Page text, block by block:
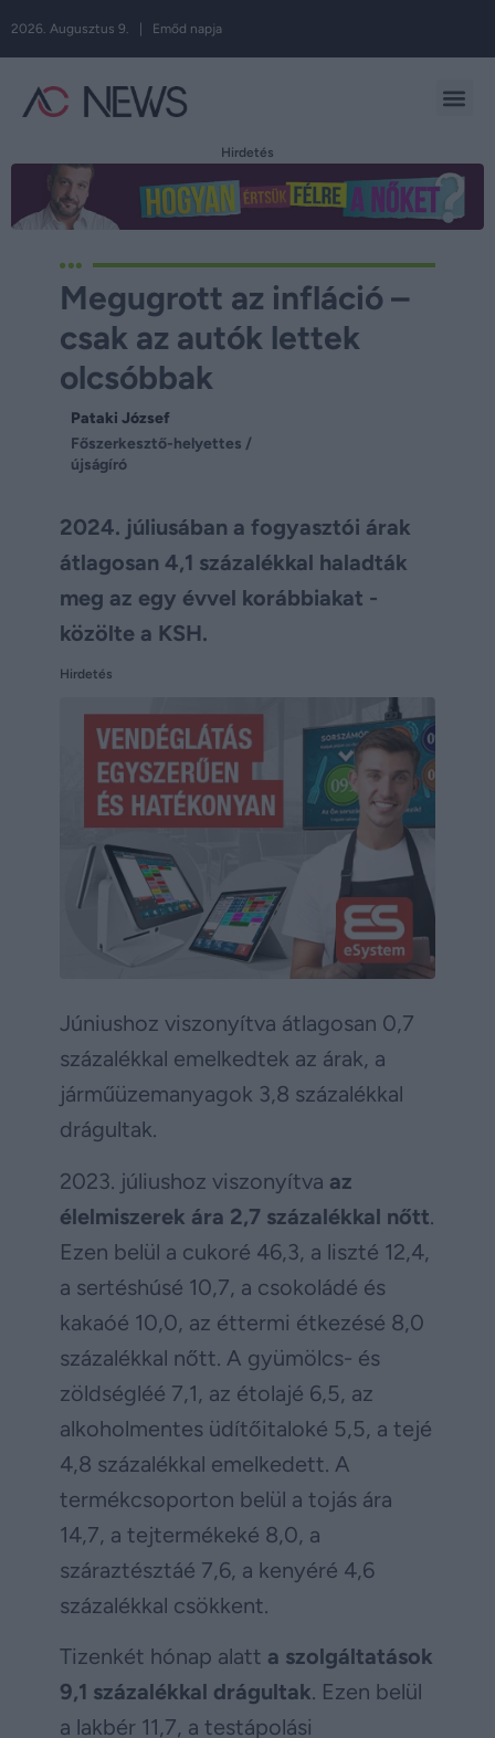
2026. Augusztus 9. | Emőd napja
Hirdetés
Megugrott az infláció –
csak az autók lettek
olcsóbbak
Pataki József
Főszerkesztő-helyettes /
újságíró
2024. júliusában a fogyasztói árak
átlagosan 4,1 százalékkal haladták
meg az egy évvel korábbiakat -
közölte a KSH.
Hirdetés
Júniushoz viszonyítva átlagosan 0,7
százalékkal emelkedtek az árak, a
járműüzemanyagok 3,8 százalékkal
drágultak.
2023. júliushoz viszonyítva az
élelmiszerek ára 2,7 százalékkal nőtt.
Ezen belül a cukoré 46,3, a liszté 12,4,
a sertéshúsé 10,7, a csokoládé és
kakaóé 10,0, az éttermi étkezésé 8,0
százalékkal nőtt. A gyümölcs- és
zöldségléé 7,1, az étolajé 6,5, az
alkoholmentes üdítőitaloké 5,5, a tejé
4,8 százalékkal emelkedett. A
termékcsoporton belül a tojás ára
14,7, a tejtermékeké 8,0, a
száraztésztáé 7,6, a kenyéré 4,6
százalékkal csökkent.
Tizenkét hónap alatt a szolgáltatások
9,1 százalékkal drágultak. Ezen belül
a lakbér 11,7, a testápolási